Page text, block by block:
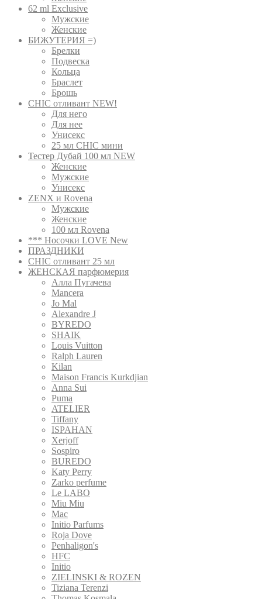
62 ml Exclusive
Мужские
Женские
БИЖУТЕРИЯ =)
Брелки
Подвеска
Кольца
Браслет
Брошь
CHIC отливант NEW!
Для него
Для нее
Унисекс
25 мл CHIC мини
Тестер Дубай 100 мл NEW
Женские
Мужские
Унисекс
ZENX и Rovena
Мужские
Женские
100 мл Rovena
*** Носочки LOVE New
ПРАЗДНИКИ
CHIC отливант 25 мл
ЖЕНСКАЯ парфюмерия
Алла Пугачева
Mancera
Jo Mal
Alexandre J
BYREDO
SHAIK
Louis Vuitton
Ralph Lauren
Kilan
Maison Francis Kurkdjian
Anna Sui
Puma
ATELIER
Tiffany
ISPAHAN
Xerjoff
Sospiro
BUREDO
Katy Perry
Zarko perfume
Le LABO
Miu Miu
Mac
Initio Parfums
Roja Dove
Penhaligon's
HFC
Initio
ZIELINSKI & ROZEN
Tiziana Terenzi